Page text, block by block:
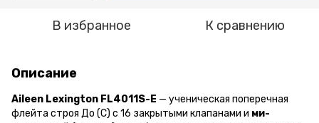
В избранное К сравнению
Описание
Aileen Lexington FL4011S-E — ученическая поперечная
флейта строя До (C) с 16 закрытыми клапанами и ми-